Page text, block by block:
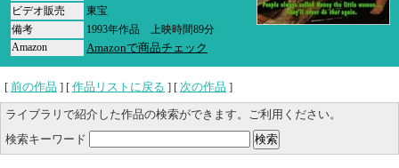
ビデオ販売
東宝
備考
1993年作品 上映時間89分
Amazon
Amazonで商品チェック
[ 前の作品 ] [ 作品リストに戻る ] [ 次の作品 ]
ライブラリで紹介した作品の検索ができます。ご利用ください。
検索キーワード